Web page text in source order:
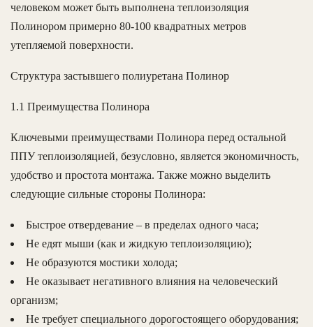
человеком может быть выполнена теплоизоляция
Полинором примерно 80-100 квадратных метров
утепляемой поверхности.
Структура застывшего полиуретана Полинор
1.1 Преимущества Полинора
Ключевыми преимуществами Полинора перед остальной
ППУ теплоизоляцией, безусловно, является экономичность,
удобство и простота монтажа. Также можно выделить
следующие сильные стороны Полинора:
Быстрое отвердевание – в пределах одного часа;
Не едят мыши (как и жидкую теплоизоляцию);
Не образуются мостики холода;
Не оказывает негативного влияния на человеческий
организм;
Не требует специального дорогостоящего оборудования;